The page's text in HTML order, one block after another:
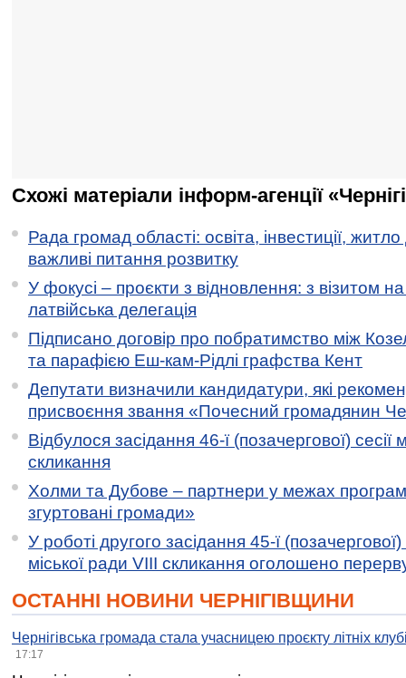
Схожі матеріали інформ-агенції
Рада громад області: освіта, інвестиції,
важливі питання розвитку
У фокусі – проєкти з відновлення: з візитом
латвійська делегація
Підписано договір про побратимство між
та парафією Еш-кам-Рідлі графства Кент
Депутати визначили кандидатури, які
присвоєння звання «Почесний громадянин
Відбулося засідання 46-ї (позачергової) сесії
скликання
Холми та Дубове – партнери у межах
згуртовані громади»
У роботі другого засідання 45-ї (позачергової)
міської ради VIII скликання оголошено
ОСТАННІ НОВИНИ ЧЕРНІГІВЩИНИ
Чернігівська громада стала учасницею проєкту літніх
17:17